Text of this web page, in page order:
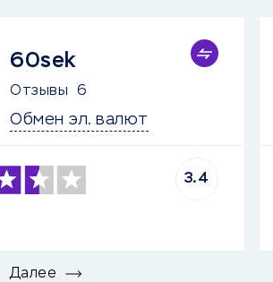
60sek
Отзывы 6
Обмен эл. валют
3.4
Далее